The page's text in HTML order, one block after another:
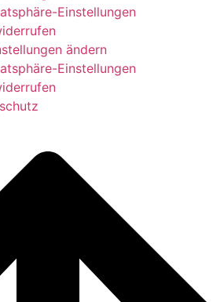
Einstellungen
ändern
Einstellungen